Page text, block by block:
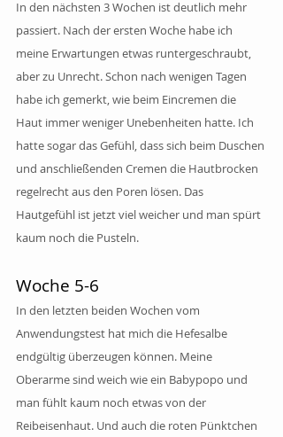
In den nächsten 3 Wochen ist deutlich mehr
passiert. Nach der ersten Woche habe ich
meine Erwartungen etwas runtergeschraubt,
aber zu Unrecht. Schon nach wenigen Tagen
habe ich gemerkt, wie beim Eincremen die
Haut immer weniger Unebenheiten hatte. Ich
hatte sogar das Gefühl, dass sich beim Duschen
und anschließenden Cremen die Hautbrocken
regelrecht aus den Poren lösen. Das
Hautgefühl ist jetzt viel weicher und man spürt
kaum noch die Pusteln.
Woche 5-6
In den letzten beiden Wochen vom
Anwendungstest hat mich die Hefesalbe
endgültig überzeugen können. Meine
Oberarme sind weich wie ein Babypopo und
man fühlt kaum noch etwas von der
Reibeisenhaut. Und auch die roten Pünktchen